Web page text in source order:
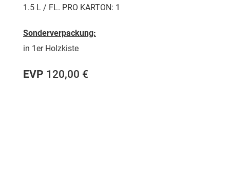
1.5 L / FL. PRO KARTON: 1
Sonderverpackung:
in 1er Holzkiste
EVP 120,00 €